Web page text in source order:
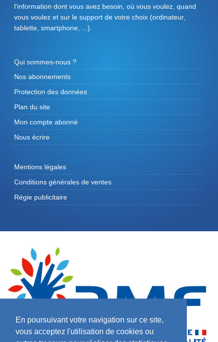
En poursuivant votre navigation sur ce site,
vous acceptez l'utilisation de cookies ou
l'information dont vous avez besoin, où vous voulez, quand
vous voulez et sur le support de votre choix (ordinateur,
tablette, smartphone, ...).
Qui sommes-nous ?
Nos abonnements
Protection des données
Plan du site
Mon compte abonné
Nous écrire
Mentions légales
Conditions générales de ventes
Régie publicitaire